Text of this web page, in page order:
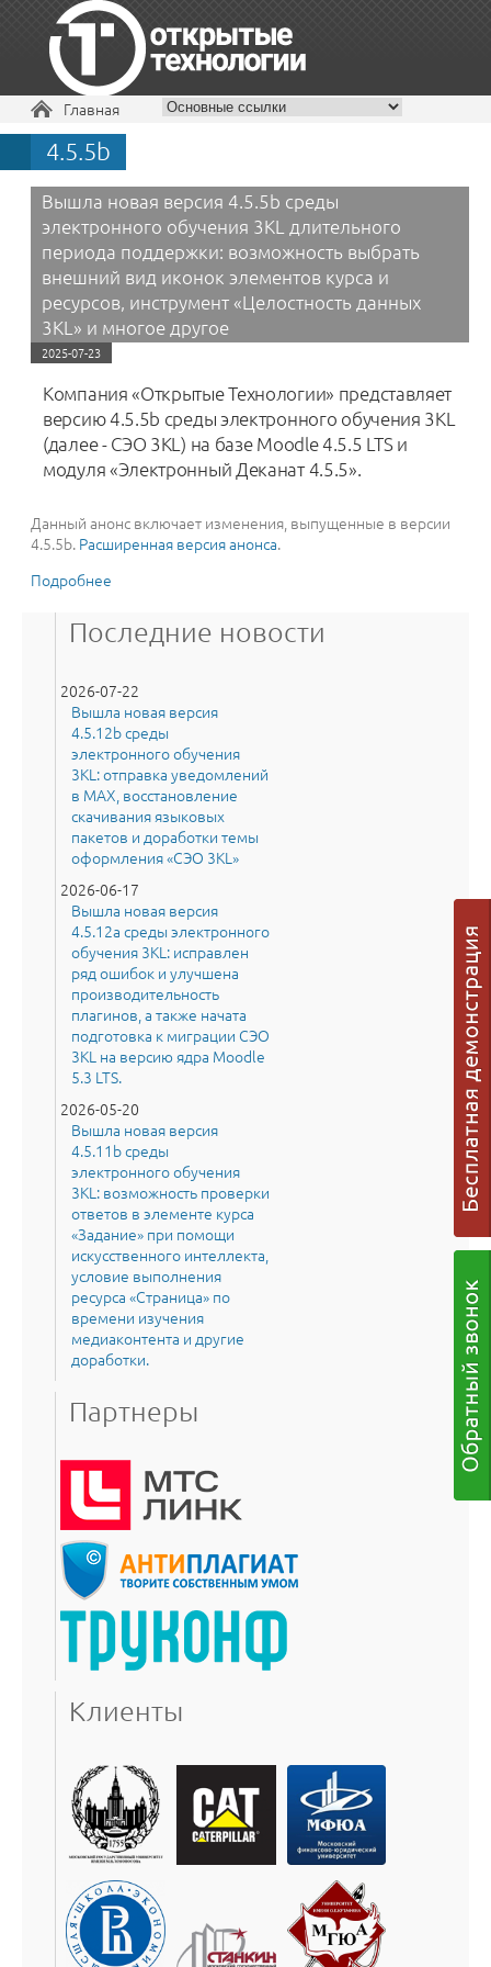
Вы здесь
Главная
4.5.5b
Вышла новая версия 4.5.5b среды
электронного обучения 3KL длительного
периода поддержки: возможность выбрать
внешний вид иконок элементов курса и
ресурсов, инструмент «Целостность данных
3KL» и многое другое
2025-07-23
Компания «Открытые Технологии» представляет
версию 4.5.5b среды электронного обучения 3KL
(далее - СЭО 3KL) на базе Moodle 4.5.5 LTS и
модуля «Электронный Деканат 4.5.5».
Данный анонс включает изменения, выпущенные в версии
4.5.5b. Расширенная версия анонса.
Подробнее
элементов курса и ресурсов, инструмент
Последние новости
2026-07-22
Вышла новая версия
4.5.12b среды
электронного обучения
3KL: отправка уведомлений
в MAX, восстановление
скачивания языковых
пакетов и доработки темы
оформления «СЭО 3KL»
2026-06-17
Вышла новая версия
4.5.12a среды электронного
обучения 3KL: исправлен
ряд ошибок и улучшена
производительность
плагинов, а также начата
подготовка к миграции СЭО
3KL на версию ядра Moodle
5.3 LTS.
2026-05-20
Вышла новая версия
4.5.11b среды
электронного обучения
3KL: возможность проверки
ответов в элементе курса
«Задание» при помощи
искусственного интеллекта,
условие выполнения
ресурса «Страница» по
времени изучения
медиаконтента и другие
доработки.
Партнеры
Клиенты